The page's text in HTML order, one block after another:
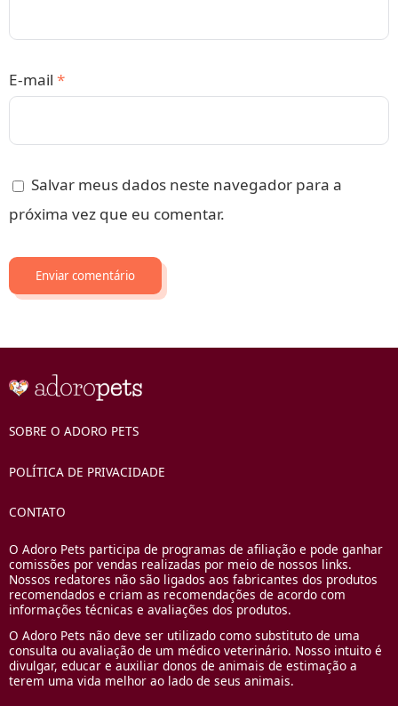
E-mail *
Salvar meus dados neste navegador para a
próxima vez que eu comentar.
SOBRE O ADORO PETS
POLÍTICA DE PRIVACIDADE
CONTATO
O Adoro Pets participa de programas de afiliação e pode ganhar
comissões por vendas realizadas por meio de nossos links.
Nossos redatores não são ligados aos fabricantes dos produtos
recomendados e criam as recomendações de acordo com
informações técnicas e avaliações dos produtos.
O Adoro Pets não deve ser utilizado como substituto de uma
consulta ou avaliação de um médico veterinário. Nosso intuito é
divulgar, educar e auxiliar donos de animais de estimação a
terem uma vida melhor ao lado de seus animais.